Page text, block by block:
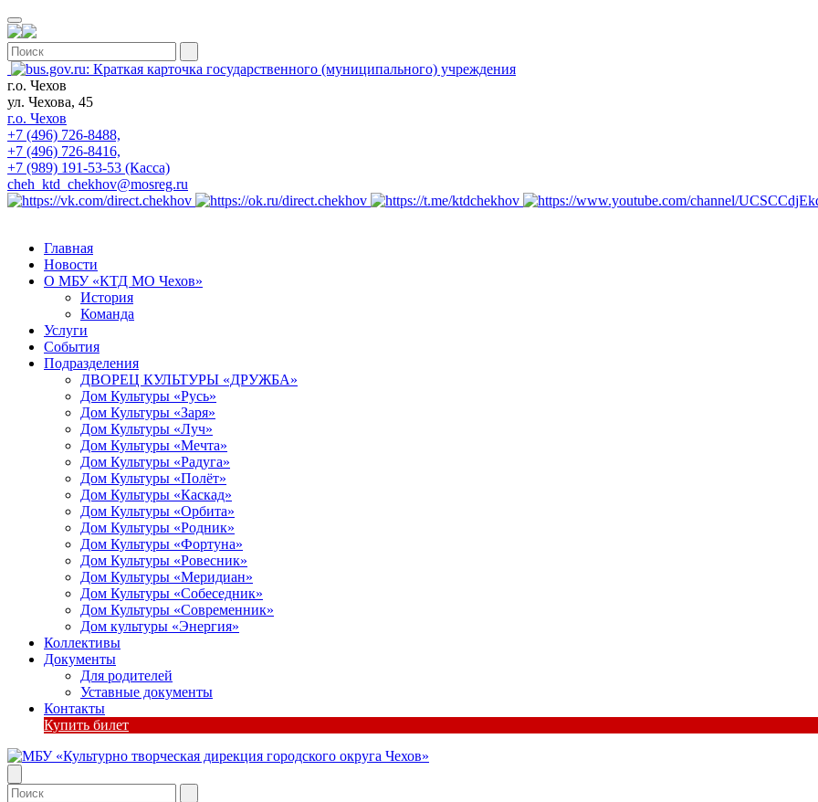
г.о. Чехов
ул. Чехова, 45
г.о. Чехов
+7 (496) 726-8488,
+7 (496) 726-8416,
+7 (989) 191-53-53 (Касса)
cheh_ktd_chekhov@mosreg.ru
Главная
Новости
О МБУ «КТД МО Чехов»
История
Команда
Услуги
События
Подразделения
ДВОРЕЦ КУЛЬТУРЫ «ДРУЖБА»
Дом Культуры «Русь»
Дом Культуры «Заря»
Дом Культуры «Луч»
Дом Культуры «Мечта»
Дом Культуры «Радуга»
Дом Культуры «Полёт»
Дом Культуры «Каскад»
Дом Культуры «Орбита»
Дом Культуры «Родник»
Дом Культуры «Фортуна»
Дом Культуры «Ровесник»
Дом Культуры «Меридиан»
Дом Культуры «Собеседник»
Дом Культуры «Современник»
Дом культуры «Энергия»
Коллективы
Документы
Для родителей
Уставные документы
Контакты
Купить билет